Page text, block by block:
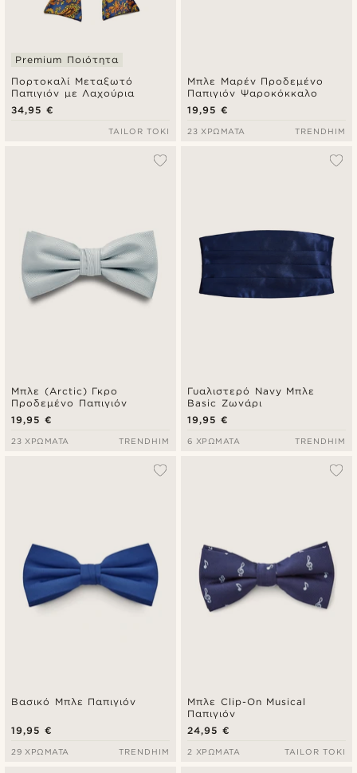
Πορτοκαλί Μεταξωτό
Παπιγιόν με Λαχούρια
Premium Ποιότητα
34,95 €
TAILOR TOKI
Μπλε Μαρέν Προδεμένο
Παπιγιόν Ψαροκόκκαλο
19,95 €
23 ΧΡΏΜΑΤΑ TRENDHIM
Μπλε (Arctic) Γκρο
Προδεμένο Παπιγιόν
19,95 €
23 ΧΡΏΜΑΤΑ TRENDHIM
Γυαλιστερό Navy Μπλε
Basic Ζωνάρι
19,95 €
6 ΧΡΏΜΑΤΑ TRENDHIM
Βασικό Μπλε Παπιγιόν
19,95 €
29 ΧΡΏΜΑΤΑ TRENDHIM
Μπλε Clip-On Musical
Παπιγιόν
24,95 €
2 ΧΡΏΜΑΤΑ TAILOR TOKI